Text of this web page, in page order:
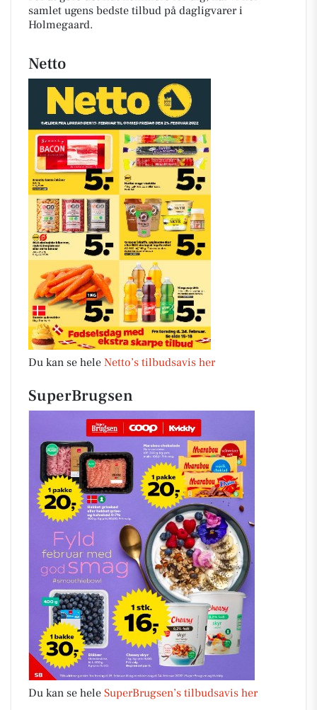
samlet ugens bedste tilbud på dagligvarer i
Holmegaard.
Netto
Du kan se hele Netto’s tilbudsavis her
SuperBrugsen
Du kan se hele SuperBrugsen’s tilbudsavis her